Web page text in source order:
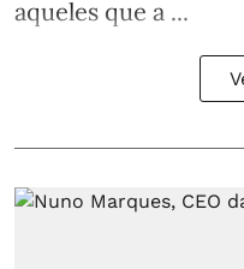
aqueles que a ...